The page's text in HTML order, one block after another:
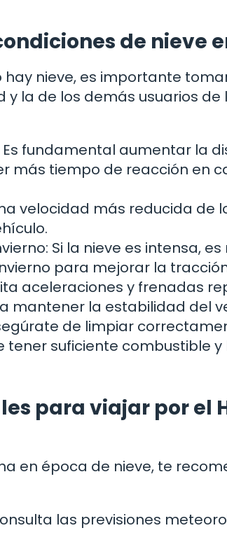
de nieve
nieve, es importante
la de los demás usuarios de
fundamental aumentar la
más tiempo de reacción en
velocidad más reducida de
Si la nieve es intensa,
para mejorar la
aceleraciones y frenadas
mantener la estabilidad del
de limpiar
tener suficiente combustible y
para viajar por el
en época de nieve, te
las previsiones